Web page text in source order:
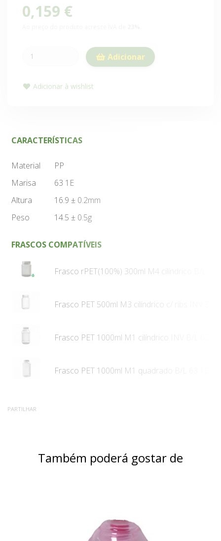
0,159 €
Adicionar
Adicionar à wishlist
CARACTERÍSTICAS
Material
PP
Marisa
63 1E
Altura
16.9 ± 0.2mm
Peso
14.5 ± 0.5g
FRASCOS COMPATÍVEIS
Frasco rPET(100%) 300ml M4 cilíndrico B/L 63
Frasco PET 500ml M3 cilíndrico c/ ribs INV B/L
Frasco PET 1000ml M1 cilíndrico INV B/L 63 1E
Frasco PET 1000ml M1 quadrado B/L 63 1E
PARTILHAR
Também poderá gostar de